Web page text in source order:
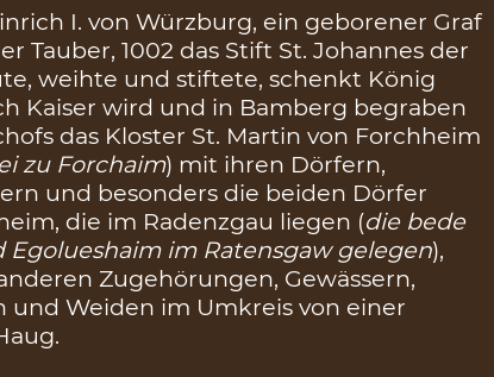
I. von Würzburg, ein geborener Graf
Tauber, 1002 das Stift St. Johannes der
weihte und stiftete, schenkt König
Kaiser wird und in Bamberg begraben
das Kloster St. Martin von Forchheim
zu Forchaim) mit ihren Dörfern,
und besonders die beiden Dörfer
die im Radenzgau liegen (die bede
Egolueshaim im Ratensgaw gelegen),
Zugehörungen, Gewässern,
und Weiden im Umkreis von einer